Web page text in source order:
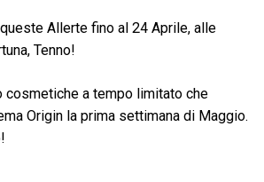
Allerte fino al 24 Aprile, alle
Tenno!
cosmetiche a tempo limitato che
Origin la prima settimana di Maggio.